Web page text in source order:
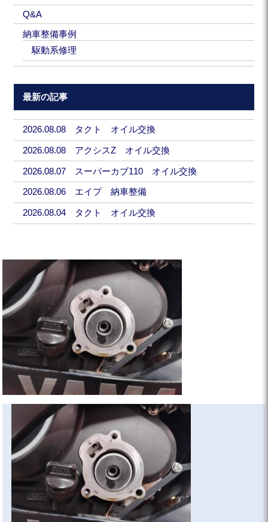
Q&A
納車整備事例
駆動系修理
最新の記事
2026.08.08 タクト オイル交換
2026.08.08 アクシスZ オイル交換
2026.08.07 スーパーカブ110 オイル交換
2026.08.06 エイプ 納車整備
2026.08.04 タクト オイル交換